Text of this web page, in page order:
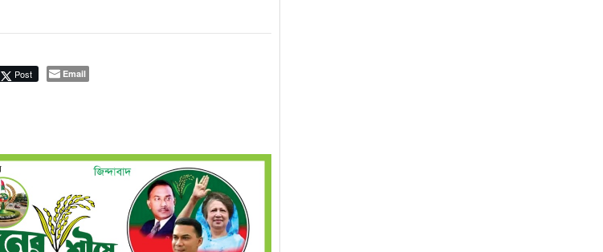
Post Email